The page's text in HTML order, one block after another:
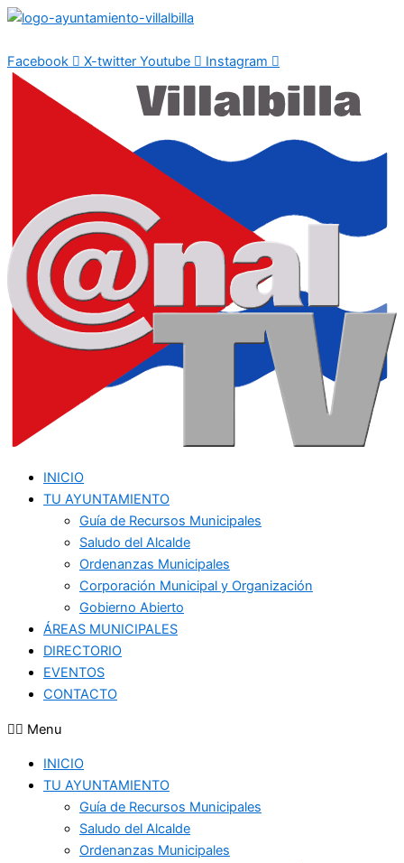
Ir
contenido
Facebook X-twitter Youtube Instagram
INICIO
TU AYUNTAMIENTO
Guía de Recursos Municipales
Saludo del Alcalde
Ordenanzas Municipales
Corporación Municipal y Organización
Gobierno Abierto
ÁREAS MUNICIPALES
DIRECTORIO
EVENTOS
CONTACTO
Menu
INICIO
TU AYUNTAMIENTO
Guía de Recursos Municipales
Saludo del Alcalde
Ordenanzas Municipales